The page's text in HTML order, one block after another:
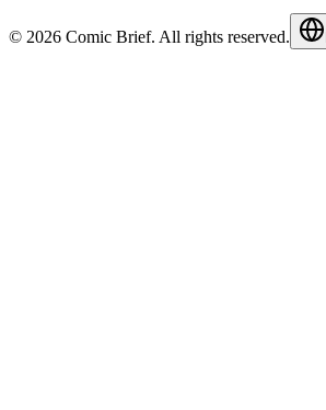
© 2026 Comic Brief. All rights reserved.